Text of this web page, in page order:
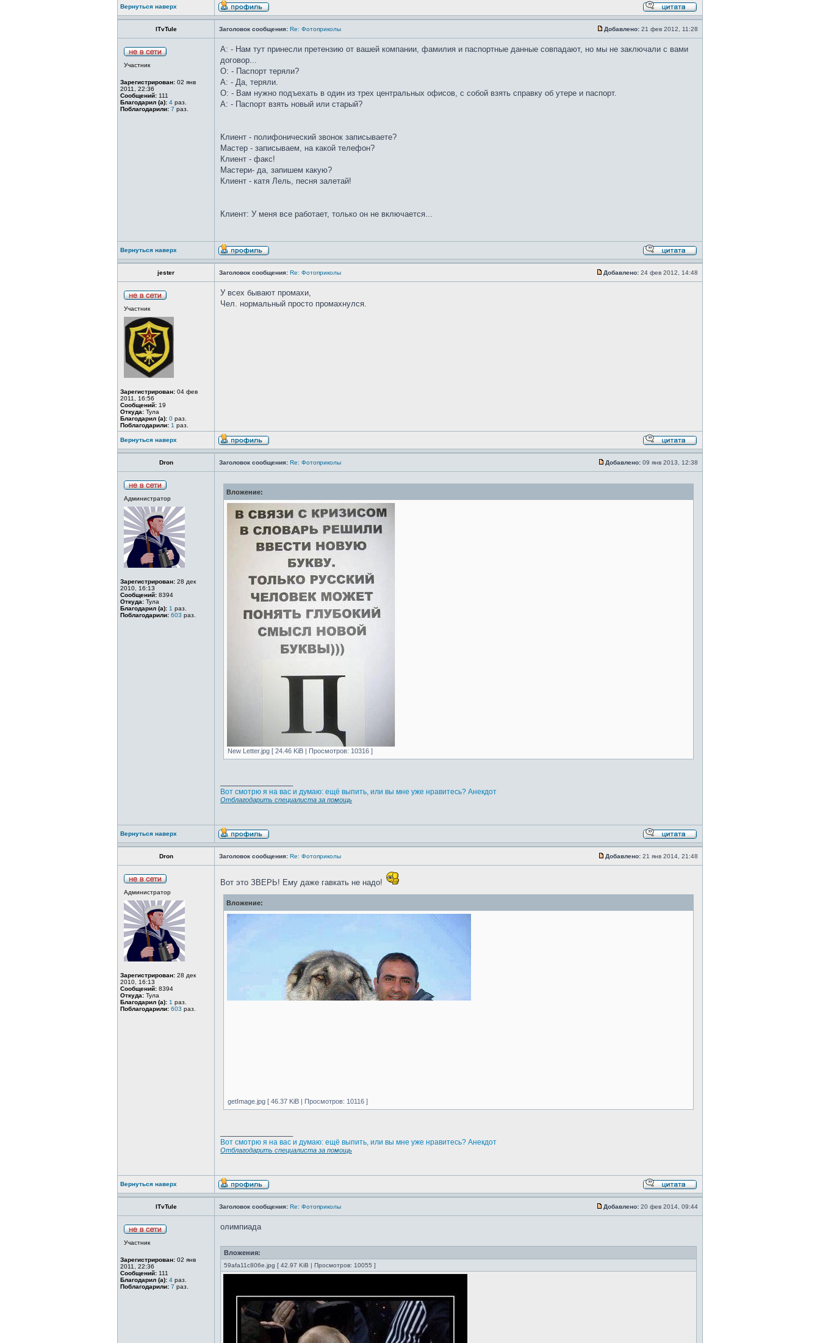
Вернуться наверх
ITvTule Заголовок сообщения: Re: Фотоприколы Добавлено: 21 фев 2012, 11:28
Участник
Зарегистрирован: 02 янв
2011, 22:36
Сообщений: 111
Благодарил (а): 4 раз.
Поблагодарили: 7 раз.
А: - Нам тут принесли претензию от вашей компании, фамилия и паспортные данные совпадают, но мы не заключали с вами
договор...
О: - Паспорт теряли?
А: - Да, теряли.
О: - Вам нужно подъехать в один из трех центральных офисов, с собой взять справку об утере и паспорт.
А: - Паспорт взять новый или старый?
Клиент - полифонический звонок записываете?
Мастер - записываем, на какой телефон?
Клиент - факс!
Мастери- да, запишем какую?
Клиент - катя Лель, песня залетай!
Клиент: У меня все работает, только он не включается...
Вернуться наверх
jester Заголовок сообщения: Re: Фотоприколы Добавлено: 24 фев 2012, 14:48
Участник
Зарегистрирован: 04 фев
2011, 16:56
Сообщений: 19
Откуда: Тула
Благодарил (а): 0 раз.
Поблагодарили: 1 раз.
У всех бывают промахи,
Чел. нормальный просто промахнулся.
Вернуться наверх
Dron Заголовок сообщения: Re: Фотоприколы Добавлено: 09 янв 2013, 12:38
Администратор
Зарегистрирован: 28 дек
2010, 16:13
Сообщений: 8394
Откуда: Тула
Благодарил (а): 1 раз.
Поблагодарили: 603 раз.
Вложение:
New Letter.jpg [ 24.46 KiB | Просмотров: 10316 ]
Вот смотрю я на вас и думаю: ещё выпить, или вы мне уже нравитесь? Анекдот
Отблагодарить специалиста за помощь
Вернуться наверх
Dron Заголовок сообщения: Re: Фотоприколы Добавлено: 21 янв 2014, 21:48
Администратор
Зарегистрирован: 28 дек
2010, 16:13
Сообщений: 8394
Откуда: Тула
Благодарил (а): 1 раз.
Поблагодарили: 603 раз.
Вот это ЗВЕРЬ! Ему даже гавкать не надо!
Вложение:
getImage.jpg [ 46.37 KiB | Просмотров: 10116 ]
Вот смотрю я на вас и думаю: ещё выпить, или вы мне уже нравитесь? Анекдот
Отблагодарить специалиста за помощь
Вернуться наверх
ITvTule Заголовок сообщения: Re: Фотоприколы Добавлено: 20 фев 2014, 09:44
Участник
Зарегистрирован: 02 янв
2011, 22:36
Сообщений: 111
Благодарил (а): 4 раз.
Поблагодарили: 7 раз.
олимпиада
Вложения:
59afa11c806e.jpg [ 42.97 KiB | Просмотров: 10055 ]